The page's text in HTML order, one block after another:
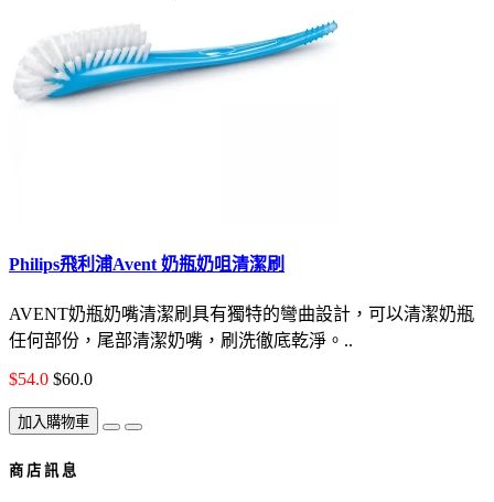
Philips飛利浦Avent 奶瓶奶咀清潔刷
AVENT奶瓶奶嘴清潔刷具有獨特的彎曲設計，可以清潔奶瓶
任何部份，尾部清潔奶嘴，刷洗徹底乾淨。..
$54.0 $60.0
加入購物車
商 店 訊 息